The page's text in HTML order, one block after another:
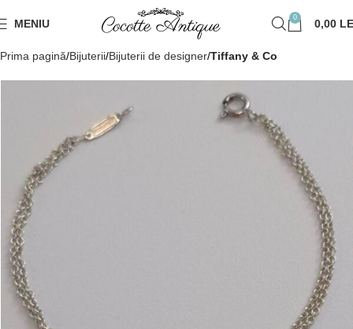
MENIU 0 0,00
Prima pagină Bijuterii Bijuterii de designer Tiffany & Co